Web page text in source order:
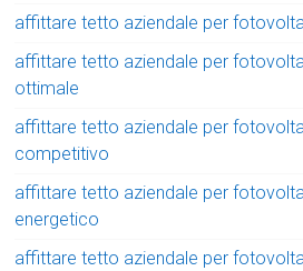
affittare tetto aziendale per
affittare tetto aziendale per
ottimale
affittare tetto aziendale per
competitivo
affittare tetto aziendale per
energetico
affittare tetto aziendale per